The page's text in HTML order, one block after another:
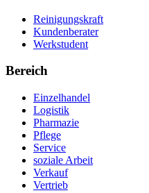
Reinigungskraft
Kundenberater
Werkstudent
Bereich
Einzelhandel
Logistik
Pharmazie
Pflege
Service
soziale Arbeit
Verkauf
Vertrieb